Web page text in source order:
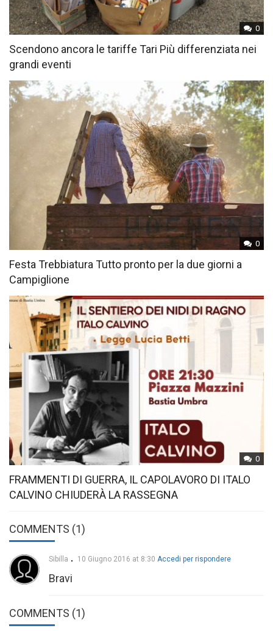
0
Scendono ancora le tariffe Tari Più differenziata nei
grandi eventi
0
Festa Trebbiatura Tutto pronto per la due giorni a
Campiglione
0
FRAMMENTI DI GUERRA, IL CAPOLAVORO DI ITALO
CALVINO CHIUDERÀ LA RASSEGNA
COMMENTS (1)
Sibilla 10 Giugno 2016 at 8:30 Accedi per rispondere
Bravi
COMMENTS (1)